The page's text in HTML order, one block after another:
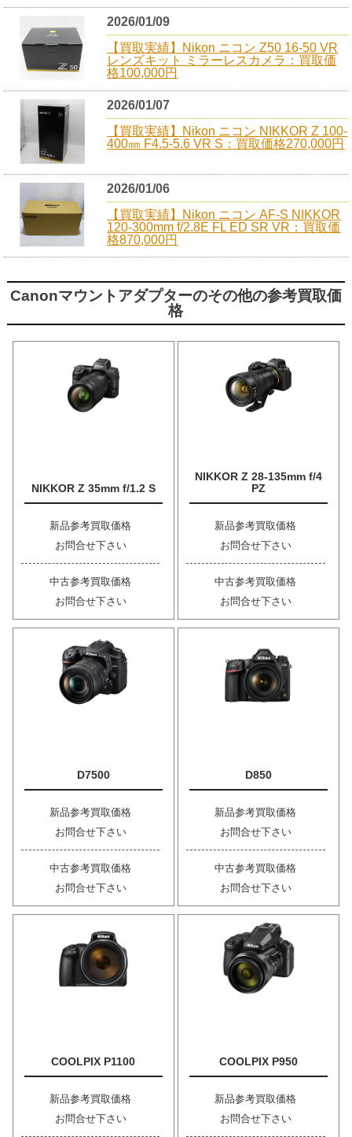
2026/01/09
【買取実績】Nikon ニコン Z50 16-50 VR
レンズキット ミラーレスカメラ：買取価
格100,000円
2026/01/07
【買取実績】Nikon ニコン NIKKOR Z 100-
400㎜ F4.5-5.6 VR S：買取価格270,000円
2026/01/06
【買取実績】Nikon ニコン AF-S NIKKOR
120-300mm f/2.8E FL ED SR VR：買取価
格870,000円
Canonマウントアダプターのその他の参考買取価
格
NIKKOR Z 35mm f/1.2 S
新品参考買取価格
お問合せ下さい
中古参考買取価格
お問合せ下さい
NIKKOR Z 28-135mm f/4
PZ
新品参考買取価格
お問合せ下さい
中古参考買取価格
お問合せ下さい
D7500
新品参考買取価格
お問合せ下さい
中古参考買取価格
お問合せ下さい
D850
新品参考買取価格
お問合せ下さい
中古参考買取価格
お問合せ下さい
COOLPIX P1100
新品参考買取価格
お問合せ下さい
COOLPIX P950
新品参考買取価格
お問合せ下さい